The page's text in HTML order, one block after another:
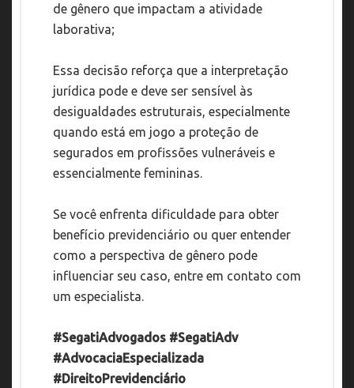
de gênero que impactam a atividade
laborativa;
Essa decisão reforça que a interpretação
jurídica pode e deve ser sensível às
desigualdades estruturais, especialmente
quando está em jogo a proteção de
segurados em profissões vulneráveis e
essencialmente femininas.
Se você enfrenta dificuldade para obter
benefício previdenciário ou quer entender
como a perspectiva de gênero pode
influenciar seu caso, entre em contato com
um especialista.
#SegatiAdvogados #SegatiAdv
#AdvocaciaEspecializada
#DireitoPrevidenciário